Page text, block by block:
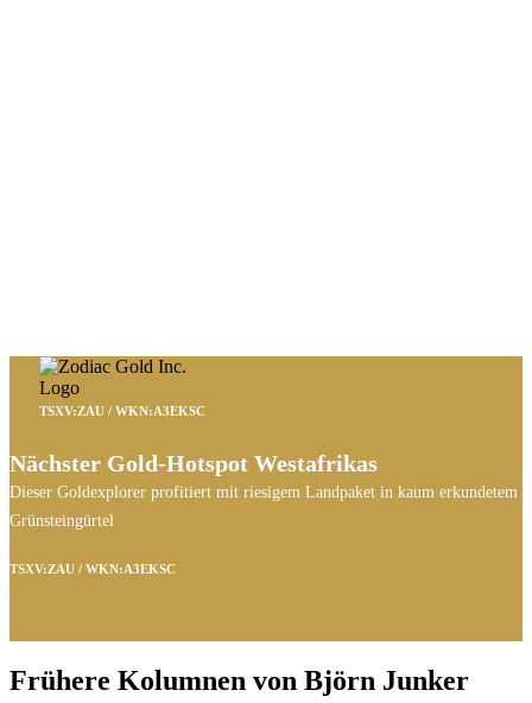
TSXV:ZAU / WKN:A3EKSC
Nächster Gold-Hotspot Westafrikas
Dieser Goldexplorer profitiert mit riesigem Landpaket in kaum erkundetem
Grünsteingürtel
TSXV:ZAU / WKN:A3EKSC
Frühere Kolumnen von Björn Junker